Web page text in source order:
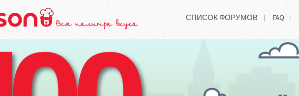
СПИСОК ФОРУМОВ FAQ